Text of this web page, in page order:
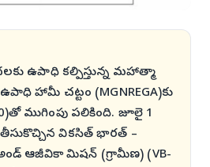
ఉపాధి కల్పిస్తున్న మహాత్మా
హామీ చట్టం (MGNREGA)కు
ముగింపు పలికింది. జూలై 1
తీసుకొచ్చిన వికసిత్ భారత్ –
ఆజీవికా మిషన్ (గ్రామీణ) (VB-